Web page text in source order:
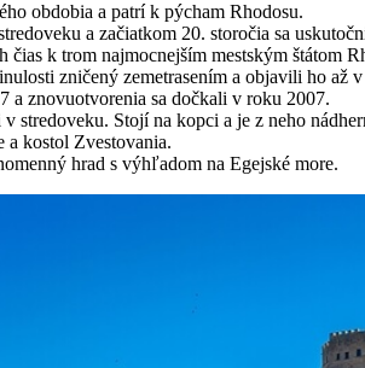
obdobia a patrí k pýcham Rhodosu.
a začiatkom 20. storočia sa
čias k trom najmocnejším mestským štátom
zničený zemetrasením a objavili ho až
a znovuotvorenia sa dočkali v roku 2007.
stredoveku. Stojí na kopci a je z neho
a kostol Zvestovania.
hrad s výhľadom na Egejské more.